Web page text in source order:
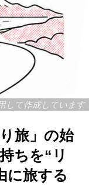
して作成しています
旅」の始
ちを“リ
に旅する